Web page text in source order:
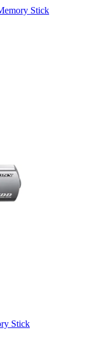
Stick
Stick